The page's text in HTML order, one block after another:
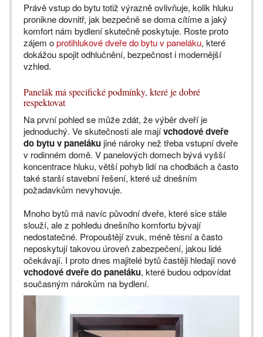
Právě vstup do bytu totiž výrazně ovlivňuje, kolik hluku
pronikne dovnitř, jak bezpečně se doma cítíme a jaký
komfort nám bydlení skutečně poskytuje. Roste proto
zájem oprotihlukové dveře do bytu v paneláku, které
dokážou spojit odhlučnění, bezpečnost i modernější
vzhled.
Panelák má specifické podmínky, které je dobré
respektovat
Na první pohled se může zdát, že výběr dveří je
jednoduchý. Ve skutečnosti ale majívchodové dveře
do bytu v paneláku jiné nároky než třeba vstupní dveře
v rodinném domě. V panelových domech bývá vyšší
koncentrace hluku, větší pohyb lidí na chodbách a často
také starší stavební řešení, které už dnešním
požadavkům nevyhovuje.
Mnoho bytů má navíc původní dveře, které sice stále
slouží, ale z pohledu dnešního komfortu bývají
nedostatečné. Propouštějí zvuk, méně těsní a často
neposkytují takovou úroveň zabezpečení, jakou lidé
očekávají. I proto dnes majitelé bytů častěji hledají nové
vchodové dveře do paneláku, které budou odpovídat
současným nárokům na bydlení.